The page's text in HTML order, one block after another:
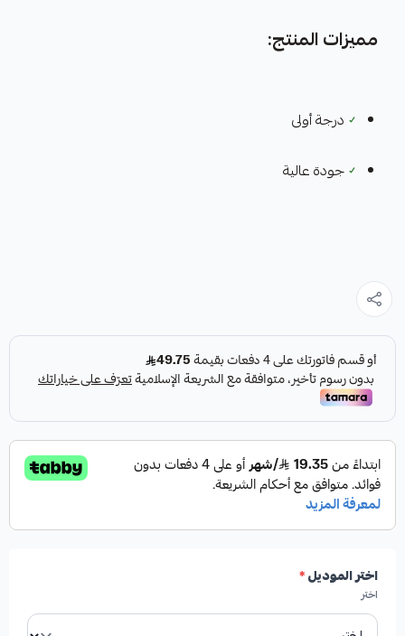
مميزات المنتج:
✓ درجة أولى
✓جودة عالية
اختر الموديل*
اختر